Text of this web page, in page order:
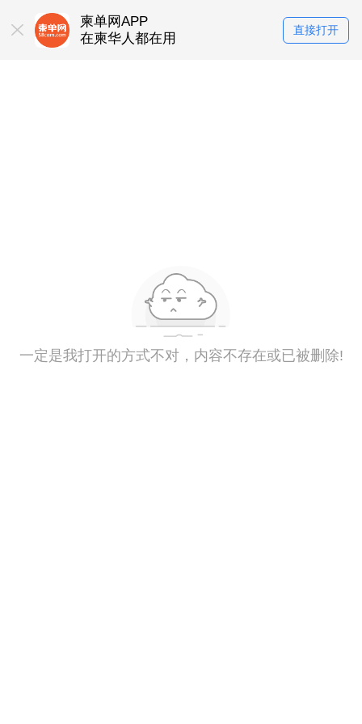
柬单网APP
在柬华人都在用
直接打开
一定是我打开的方式不对，内容不存在或已被删除!